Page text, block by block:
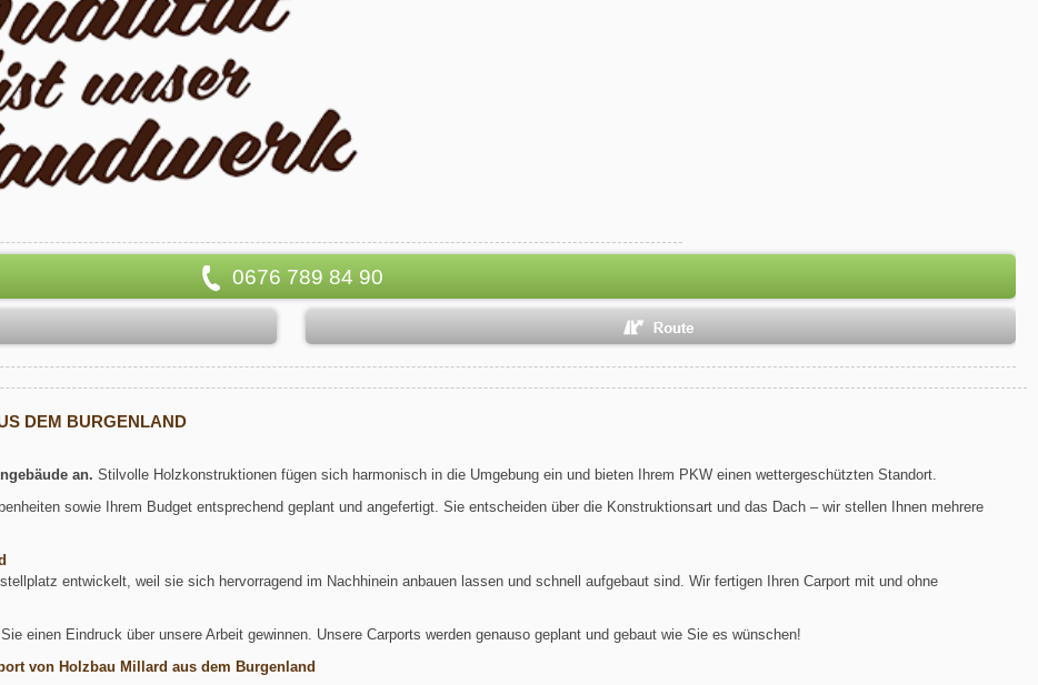
0676 789 84 90
DEM BURGENLAND
an. Stilvolle Holzkonstruktionen fügen sich harmonisch in die Umgebung ein und bieten Ihrem PKW einen wettergeschützten Standort.
sowie Ihrem Budget entsprechend geplant und angefertigt. Sie entscheiden über die Konstruktionsart und das Dach – wir stellen Ihnen mehrere
entwickelt, weil sie sich hervorragend im Nachhinein anbauen lassen und schnell aufgebaut sind. Wir fertigen Ihren Carport mit und ohne
einen Eindruck über unsere Arbeit gewinnen. Unsere Carports werden genauso geplant und gebaut wie Sie es wünschen!
von Holzbau Millard aus dem Burgenland